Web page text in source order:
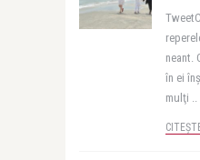
neant.
în ei
mulţi ..